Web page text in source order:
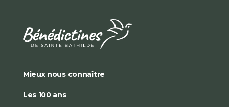
Mieux nous connaître
Les 100 ans